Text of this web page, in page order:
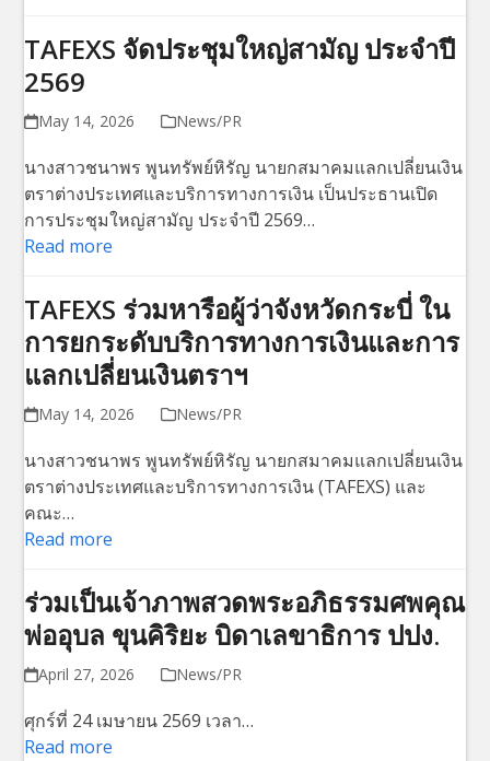
TAFEXS จัดประชุมใหญ่สามัญ ประจำปี
2569
May 14, 2026 News/PR
นางสาวชนาพร พูนทรัพย์หิรัญ นายกสมาคมแลกเปลี่ยนเงิน
ตราต่างประเทศและบริการทางการเงิน เป็นประธานเปิด
การประชุมใหญ่สามัญ ประจำปี 2569…
Read more
TAFEXS ร่วมหารือผู้ว่าจังหวัดกระบี่ ใน
การยกระดับบริการทางการเงินและการ
แลกเปลี่ยนเงินตราฯ
May 14, 2026 News/PR
นางสาวชนาพร พูนทรัพย์หิรัญ นายกสมาคมแลกเปลี่ยนเงิน
ตราต่างประเทศและบริการทางการเงิน (TAFEXS) และ
คณะ…
Read more
ร่วมเป็นเจ้าภาพสวดพระอภิธรรมศพคุณ
พ่ออุบล ขุนคิริยะ บิดาเลขาธิการ ปปง.
April 27, 2026 News/PR
ศุกร์ที่ 24 เมษายน 2569 เวลา…
Read more